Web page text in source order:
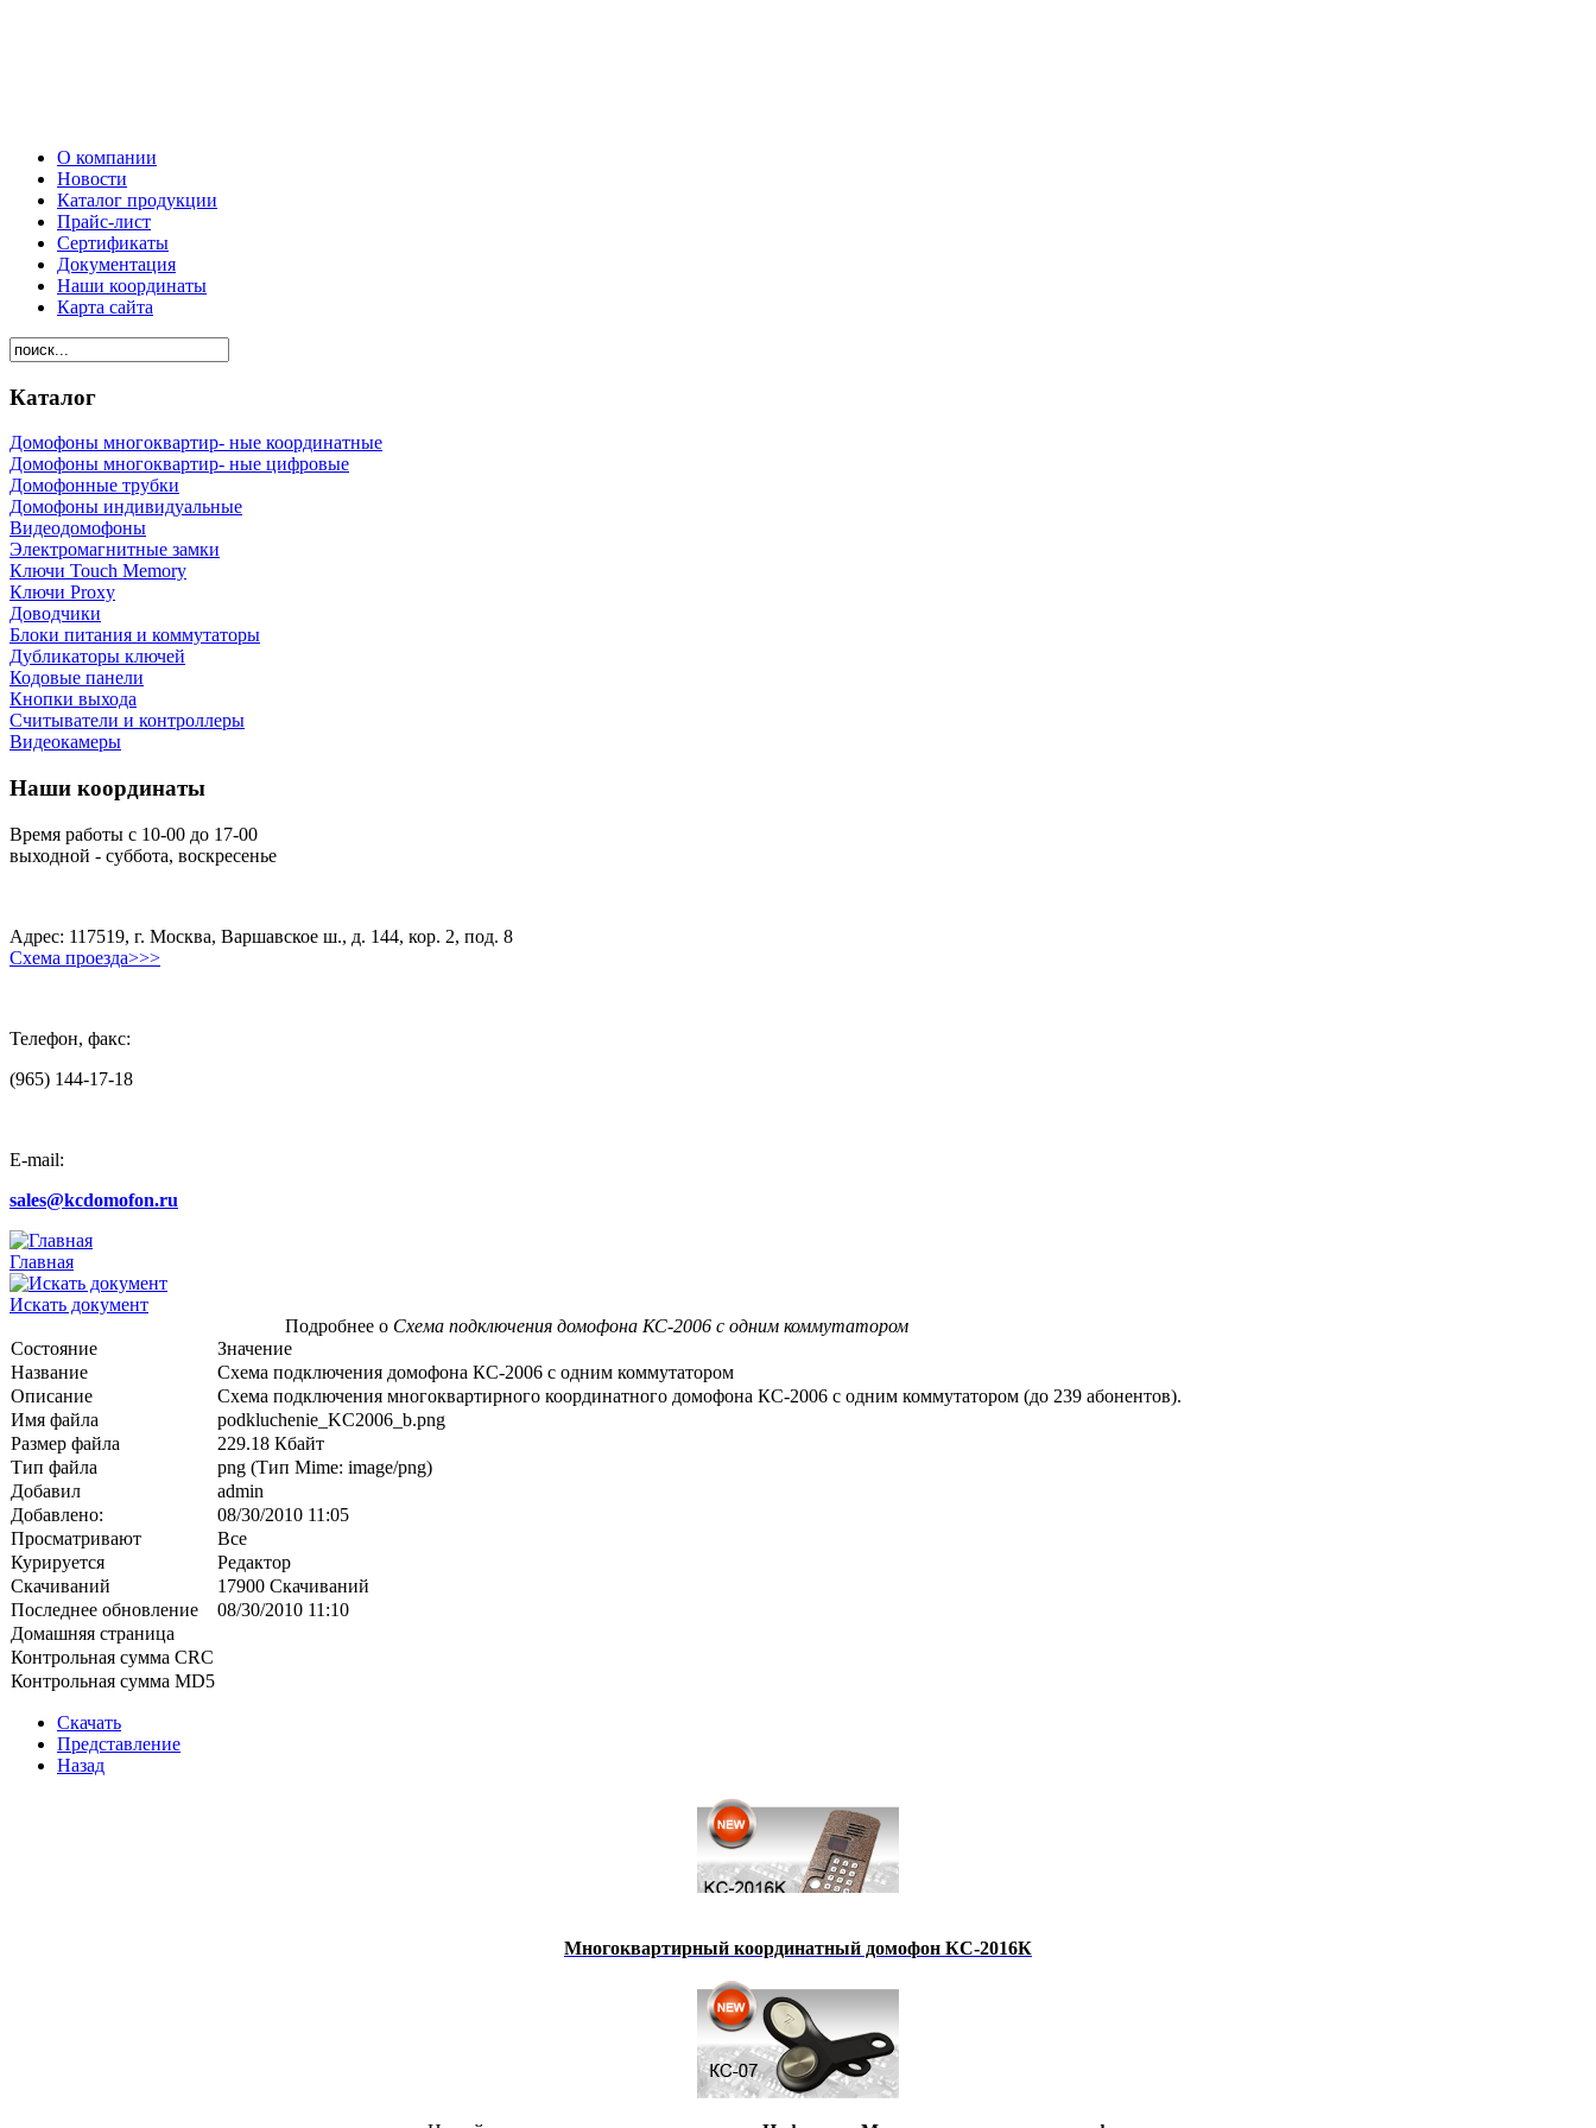
О компании
Новости
Каталог продукции
Прайс-лист
Сертификаты
Документация
Наши координаты
Карта сайта
Каталог
Домофоны многоквартир- ные координатные
Домофоны многоквартир- ные цифровые
Домофонные трубки
Домофоны индивидуальные
Видеодомофоны
Электромагнитные замки
Ключи Touch Memory
Ключи Proxy
Доводчики
Блоки питания и коммутаторы
Дубликаторы ключей
Кодовые панели
Кнопки выхода
Считыватели и контроллеры
Видеокамеры
Наши координаты
Время работы с 10-00 до 17-00
выходной - суббота, воскресенье
Адрес: 117519, г. Москва, Варшавское ш., д. 144, кор. 2, под. 8
Схема проезда>>>
Телефон, факс:
(965) 144-17-18
E-mail:
sales@kcdomofon.ru
Главная
Искать документ
Подробнее оСхема подключения домофона КС-2006 с одним коммутатором
Состояние
Значение
Название
Схема подключения домофона КС-2006 с одним коммутатором
Описание
Схема подключения многоквартирного координатного домофона КС-2006 с одним коммутатором (до 239 абонентов).
Имя файла
podkluchenie_KC2006_b.png
Размер файла
229.18 Кбайт
Тип файла
png (Тип Mime: image/png)
Добавил
admin
Добавлено:
08/30/2010 11:05
Просматривают
Все
Курируется
Редактор
Скачиваний
17900 Скачиваний
Последнее обновление
08/30/2010 11:10
Домашняя страница
Контрольная сумма CRC
Контрольная сумма MD5
Скачать
Представление
Назад
Многоквартирный координатный домофон КС-2016К